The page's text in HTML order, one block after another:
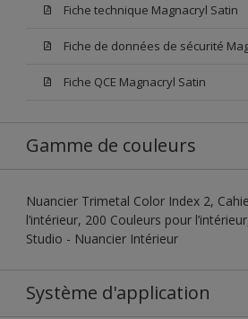
Fiche technique Magnacryl Satin
Fiche de données de sécurité
Fiche QCE Magnacryl Satin
Gamme de couleurs
Nuancier Trimetal Color Index 2,
l’intérieur, 200 Couleurs pour
Studio - Nuancier Intérieur
Système d'application